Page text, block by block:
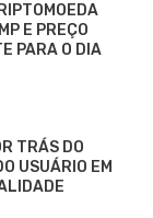
E PREÇO
PARA O DIA
TRÁS DO
USUÁRIO EM